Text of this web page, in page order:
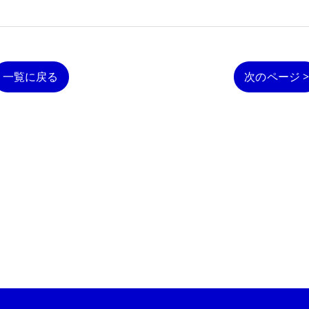
一覧に戻る 次のページ >